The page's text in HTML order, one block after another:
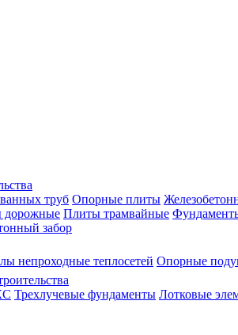
труб Опорные плиты
дорожные Плиты трамвайные
забор
непроходные теплосетей Опорные
Трехлучевые фундаменты Лотковые